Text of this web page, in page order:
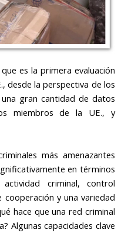
es la primera evaluación
desde la perspectiva de los
gran cantidad de datos
miembros de la UE., y
más amenazantes
en términos
criminal, control
y una variedad
hace que una red criminal
Algunas capacidades clave